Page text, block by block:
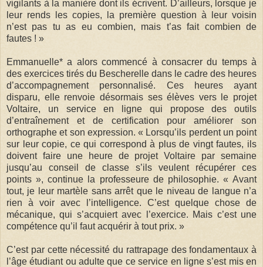
vigilants à la manière dont ils écrivent. D’ailleurs, lorsque je
leur rends les copies, la première question à leur voisin
n’est pas tu as eu combien, mais t’as fait combien de
fautes ! »
Emmanuelle* a alors commencé à consacrer du temps à
des exercices tirés du Bescherelle dans le cadre des heures
d’accompagnement personnalisé. Ces heures ayant
disparu, elle renvoie désormais ses élèves vers le projet
Voltaire, un service en ligne qui propose des outils
d’entraînement et de certification pour améliorer son
orthographe et son expression. « Lorsqu’ils perdent un point
sur leur copie, ce qui correspond à plus de vingt fautes, ils
doivent faire une heure de projet Voltaire par semaine
jusqu’au conseil de classe s’ils veulent récupérer ces
points », continue la professeure de philosophie. « Avant
tout, je leur martèle sans arrêt que le niveau de langue n’a
rien à voir avec l’intelligence. C’est quelque chose de
mécanique, qui s’acquiert avec l’exercice. Mais c’est une
compétence qu’il faut acquérir à tout prix. »
C’est par cette nécessité du rattrapage des fondamentaux à
l’âge étudiant ou adulte que ce service en ligne s’est mis en